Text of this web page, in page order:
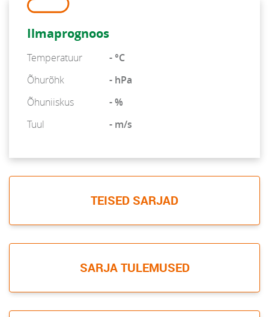
Ilmaprognoos
Temperatuur
- °C
Õhurõhk
- hPa
Õhuniiskus
- %
Tuul
- m/s
TEISED SARJAD
SARJA TULEMUSED